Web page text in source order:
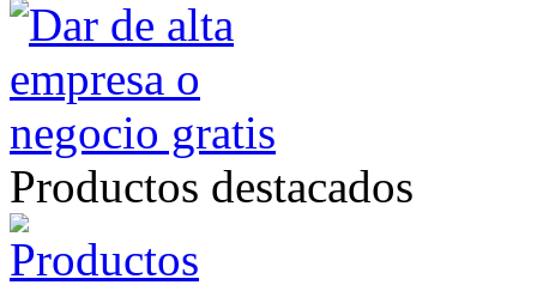
Productos destacados